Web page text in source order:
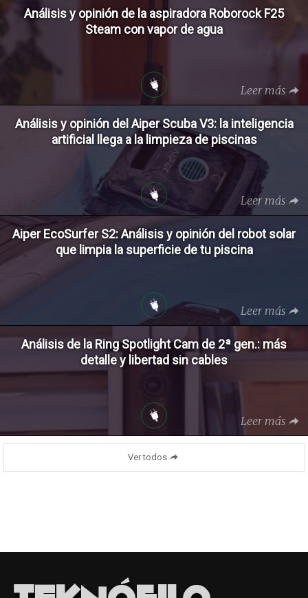
Análisis y opinión de la aspiradora Roborock F25
Steam con vapor de agua
Leer más
Análisis y opinión del Aiper Scuba V3: la inteligencia
artificial llega a la limpieza de piscinas
Leer más
Aiper EcoSurfer S2: Análisis y opinión del robot solar
que limpia la superficie de tu piscina
Leer más
Análisis de la Ring Spotlight Cam de 2ª gen.: más
detalle y libertad sin cables
Leer más
Ver todos